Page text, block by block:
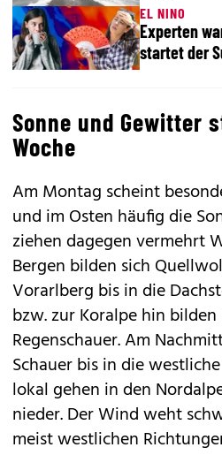
EL NINO
Experten
startet der
Sonne und Gewitter
Woche
Am Montag scheint
und im Osten häufig die
ziehen dagegen vermehrt
Bergen bilden sich
Vorarlberg bis in die
bzw. zur Koralpe hin bilden
Regenschauer. Am
Schauer bis in die
lokal gehen in den
nieder. Der Wind weht
meist westlichen